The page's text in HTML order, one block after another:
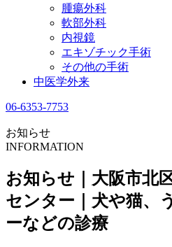
腫瘍外科
軟部外科
内視鏡
エキゾチック手術
その他の手術
中医学外来
06-6353-7753
お知らせ
INFORMATION
お知らせ｜大阪市北
センター｜犬や猫、
ーなどの診療